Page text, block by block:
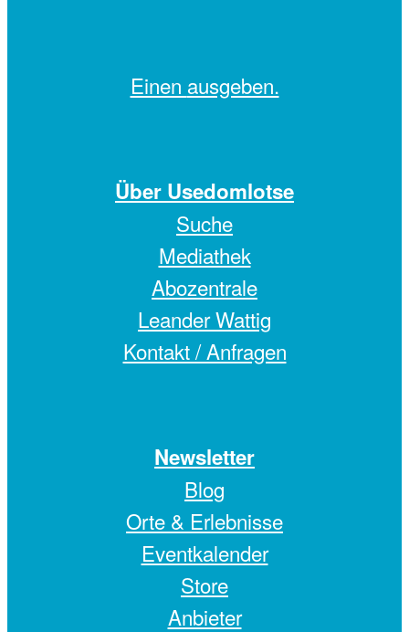
Einen ausgeben.
Über Usedomlotse
Suche
Mediathek
Abozentrale
Leander Wattig
Kontakt / Anfragen
Newsletter
Blog
Orte & Erlebnisse
Eventkalender
Store
Anbieter